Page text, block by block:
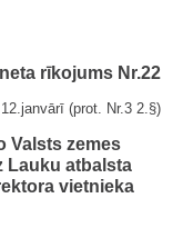
rīkojums Nr.22
(prot. Nr.3 2.§)
Valsts zemes
Lauku atbalsta
vietnieka